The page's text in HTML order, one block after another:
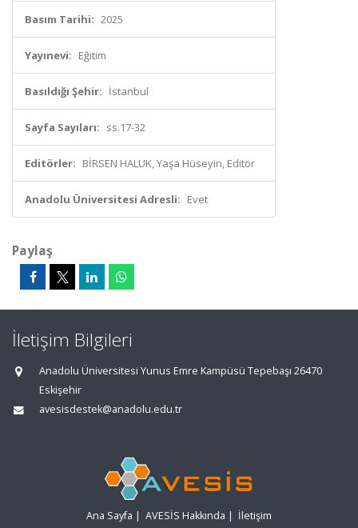
Basım Tarihi: 2025
Yayınevi: Eğitim
Basıldığı Şehir: İstanbul
Sayfa Sayıları: ss.17-32
Editörler: BİRSEN HALUK, Yaşa Hüseyin, Editör
Anadolu Üniversitesi Adresli: Evet
Paylaş
İletişim Bilgileri
Anadolu Üniversitesi Yunus Emre Kampüsü Tepebaşı 26470
Eskişehir
avesisdestek@anadolu.edu.tr
Ana Sayfa | AVESİS Hakkında | İletişim